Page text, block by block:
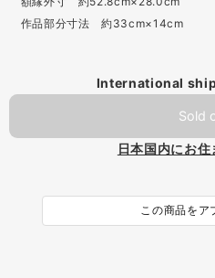
作品部分寸法 約33cm×14cm
International
Sold
日本国内にお
この商品をア